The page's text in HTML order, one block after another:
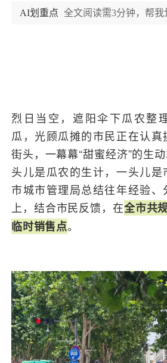
AI划重点 全文阅读需3分钟，帮我
烈日当空，遮阳伞下瓜农整
瓜，光顾瓜摊的市民正在认真
街头，一幕幕“甜蜜经济”的生
头儿是瓜农的生计，一头儿是
市城市管理局总结往年经验
上，结合市民反馈，在全市共
临时销售点。